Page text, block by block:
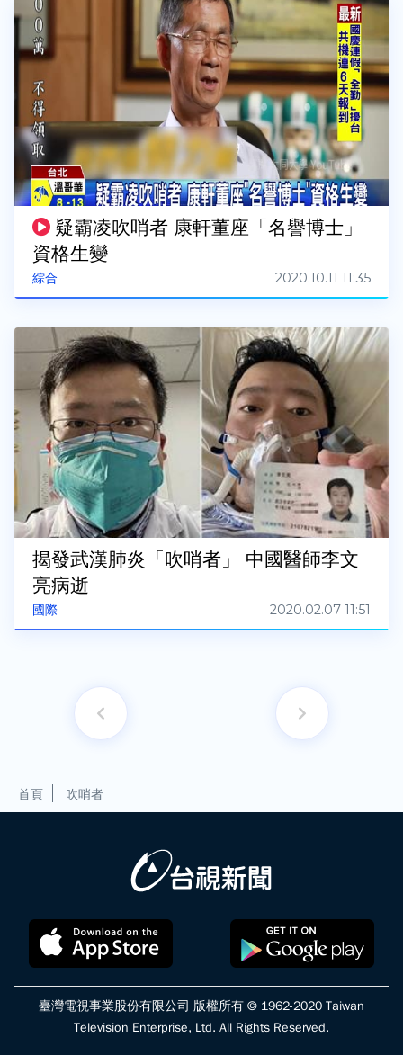
綜合
疑霸凌吹哨者 康軒董座「名譽博士」
資格生變
2020.10.11 11:35
國際
揭發武漢肺炎「吹哨者」 中國醫師李文
亮病逝
2020.02.07 11:51
首頁 吹哨者
臺灣電視事業股份有限公司 版權所有 © 1962-2020 Taiwan
Television Enterprise, Ltd. All Rights Reserved.